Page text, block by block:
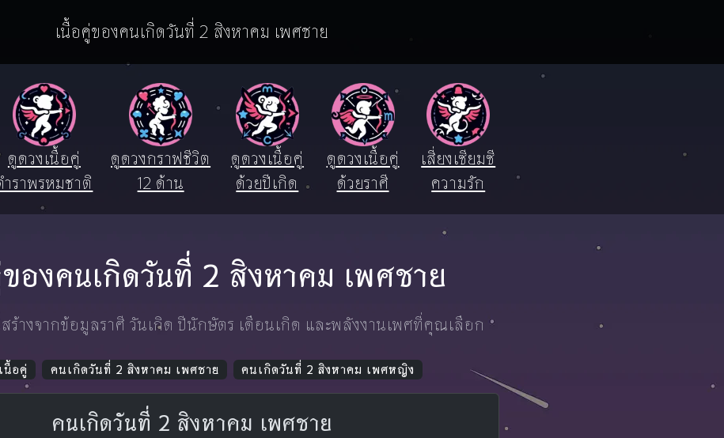
เนื้อคู่ของคนเกิดวันที่ 2 สิงหาคม เพศชาย
ดูดวงเนื้อคู่
ำราพรหมชาติ
ดูดวงกราฟชีวิต
12 ด้าน
ดูดวงเนื้อคู่
ด้วยปีเกิด
ดูดวงเนื้อคู่
ด้วยราศี
เสี่ยงเซียมซี
ความรัก
องคนเกิดวันที่ 2 สิงหาคม เพศชาย
ร้างจากข้อมูลราศี วันเกิด ปีนักษัตร เดือนเกิด และพลังงานเพศที่คุณเลือก
นื้อคู่ คนเกิดวันที่ 2 สิงหาคม เพศชาย คนเกิดวันที่ 2 สิงหาคม เพศหญิง
คนเกิดวันที่ 2 สิงหาคม เพศชาย